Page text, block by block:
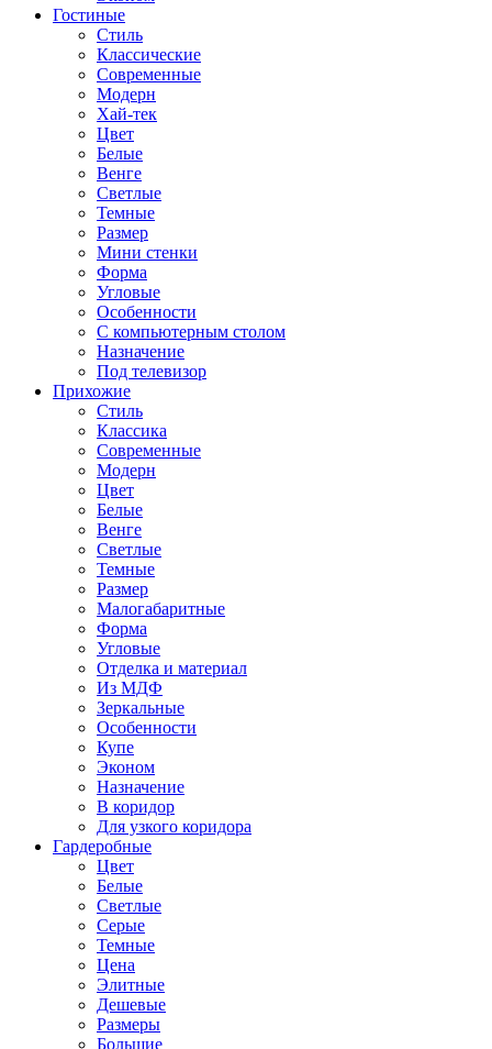
Гостиные
Стиль
Классические
Современные
Модерн
Хай-тек
Цвет
Белые
Венге
Светлые
Темные
Размер
Мини стенки
Форма
Угловые
Особенности
С компьютерным столом
Назначение
Под телевизор
Прихожие
Стиль
Классика
Современные
Модерн
Цвет
Белые
Венге
Светлые
Темные
Размер
Малогабаритные
Форма
Угловые
Отделка и материал
Из МДФ
Зеркальные
Особенности
Купе
Эконом
Назначение
В коридор
Для узкого коридора
Гардеробные
Цвет
Белые
Светлые
Серые
Темные
Цена
Элитные
Дешевые
Размеры
Большие